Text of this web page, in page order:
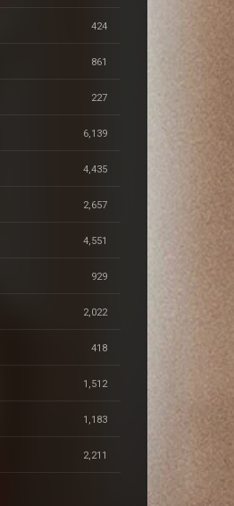
424
861
227
6,139
4,435
2,657
4,551
929
2,022
418
1,512
1,183
2,211